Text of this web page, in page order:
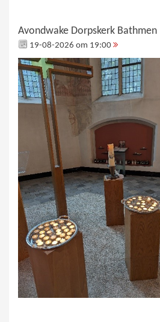
Avondwake Dorpskerk Bathmen
19-08-2026 om 19:00